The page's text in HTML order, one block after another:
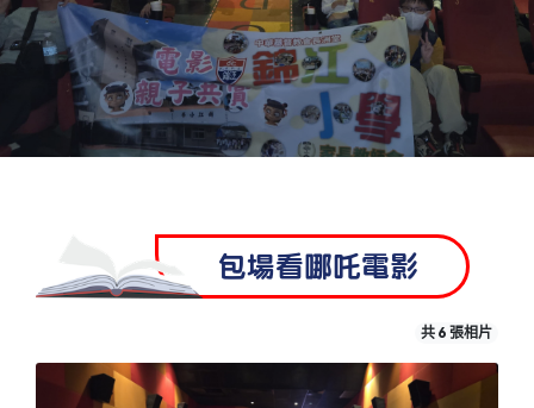
包場看哪吒電影
共 6 張相片